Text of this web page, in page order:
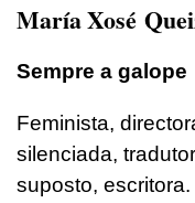
María Xosé
Sempre a galope
Feminista,
silenciada,
suposto,